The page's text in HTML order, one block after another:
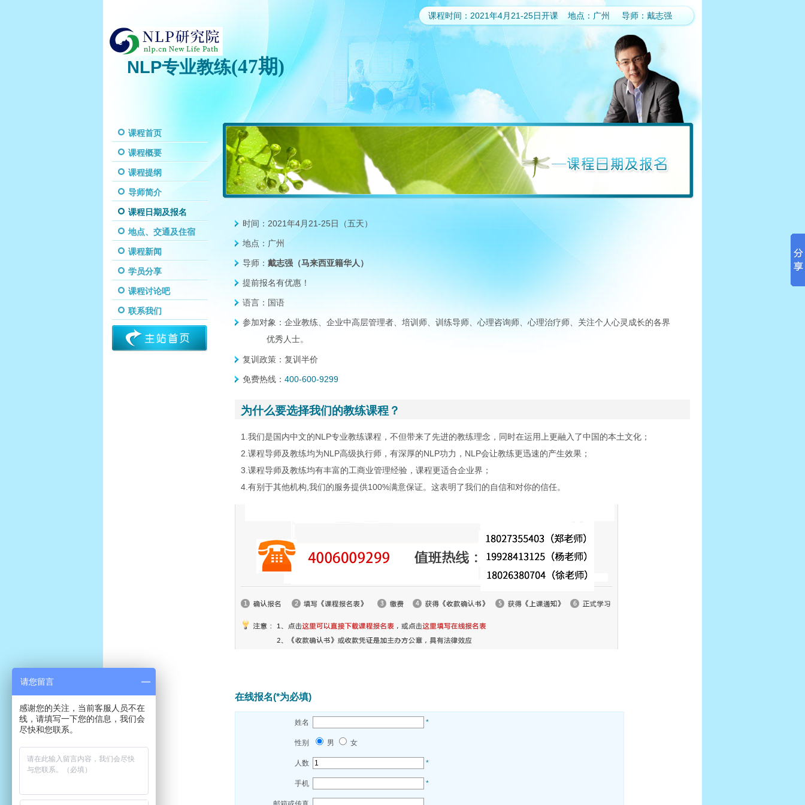
NLP专业教练(47期)
课程时间：2021年4月21-25日开课 地点：广州 导师：戴志强
课程首页
课程概要
课程提纲
导师简介
课程日期及报名
地点、交通及住宿
课程新闻
学员分享
课程讨论吧
联系我们
时间：2021年4月21-25日（五天）
地点：广州
导师： 戴志强（马来西亚籍华人）
提前报名有优惠！
语言：国语
参加对象：企业教练、企业中高层管理者、培训师、训练导师、心理咨询师、心理治疗师、关注个人心灵成长的各界
优秀人士。
复训政策：复训半价
免费热线： 400-600-9299
为什么要选择我们的教练课程？
1.我们是国内中文的NLP专业教练课程，不但带来了先进的教练理念，同时在运用上更融入了中国的本土文化；
2.课程导师及教练均为NLP高级执行师，有深厚的NLP功力，NLP会让教练更迅速的产生效果；
3.课程导师及教练均有丰富的工商业管理经验，课程更适合企业界；
4.有别于其他机构,我们的服务提供100%满意保证。这表明了我们的自信和对你的信任。
在线报名(*为必填)
姓名 *
性别 男 女
人数 *
手机 *
请您留言
感谢您的关注，当前客服人员不在
线，请填写一下您的信息，我们会
尽快和您联系。